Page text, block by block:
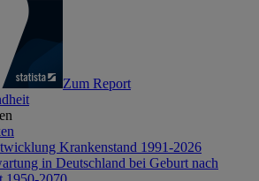
Zum Report
Krankenstand 1991-2026
in Deutschland bei Geburt nach